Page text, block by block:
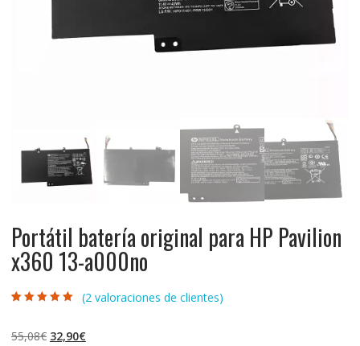
Portátil batería original para HP Pavilion
x360 13-a000no
valoraciones de
(2valoraciones de clientes)
55,08€ El
32,90€El